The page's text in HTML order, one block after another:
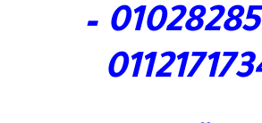
01028285295 –